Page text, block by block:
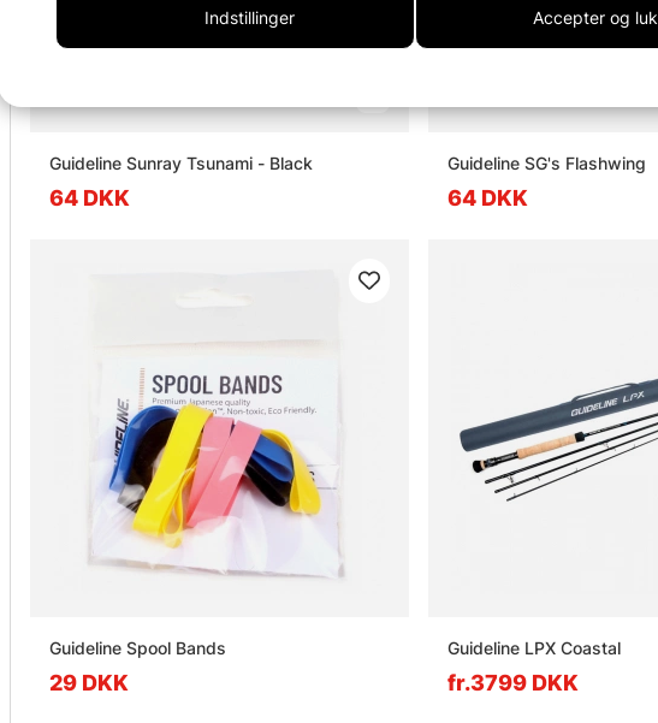
Guideline Sunray Tsunami - Black
64 DKK
Guideline SG's Flashwing
64 DKK
Guideline Spool Bands
29 DKK
Guideline LPX Coastal
fr.3799 DKK
Indstillinger Accepter og luk